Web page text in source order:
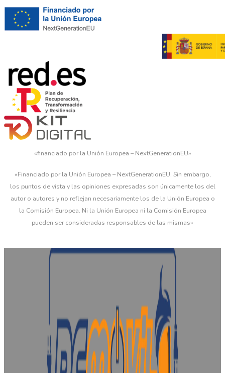
«financiado por la Unión Europea – NextGenerationEU»
«Financiado por la Unión Europea – NextGenerationEU. Sin embargo,
los puntos de vista y las opiniones expresadas son únicamente los del
autor o autores y no reflejan necesariamente los de la Unión Europea o
la Comisión Europea. Ni la Unión Europea ni la Comisión Europea
pueden ser consideradas responsables de las mismas»